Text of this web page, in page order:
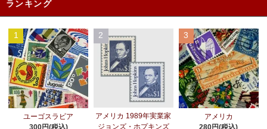
ランキング
1
ユーゴスラビア
300円(税込)
2
アメリカ 1989年実業家
ジョンズ・ホプキンズ
3
アメリカ
280円(税込)